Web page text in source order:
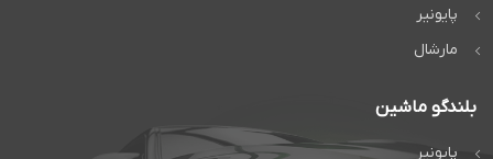
پایونیر
مارشال
بلندگو ماشین
پایونیر